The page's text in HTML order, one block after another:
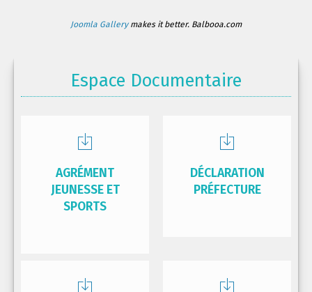
Joomla Gallerymakes it better. Balbooa.com
Espace Documentaire
AGRÉMENT
JEUNESSE ET
SPORTS
DÉCLARATION
PRÉFECTURE